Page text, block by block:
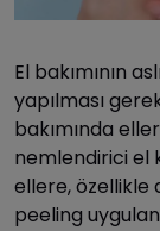
El bakımının
yapılması
bakımında
nemlendirici el
ellere, özellikle
peeling